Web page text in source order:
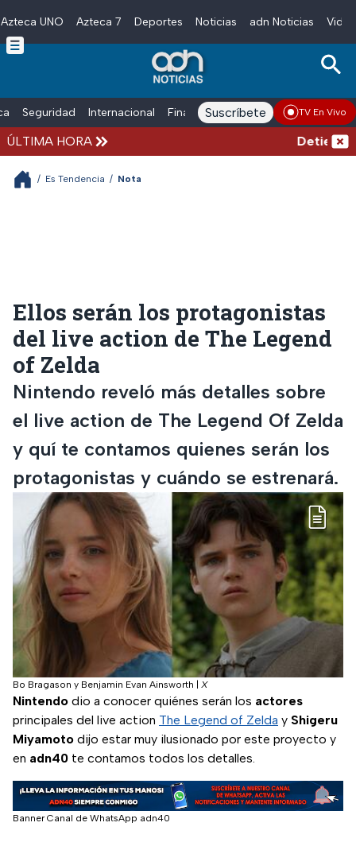
Skip to main content
Azteca UNO Azteca 7 Deportes Noticias adn Noticias
Seguridad Internacional Finanzas adn Noticias Radio
Suscríbete TV En Vivo
ÚLTIMA HORA Detienen
/ Es Tendencia / Nota
Ellos serán los protagonistas
del live action de The Legend
of Zelda
Nintendo reveló más detalles sobre
el live action de The Legend Of Zelda
y quí te contamos quienes serán los
protagonistas y cuándo se estrenará.
Bo Bragason y Benjamin Evan Ainsworth X
Nintendo dio a conocer quiénes serán los actores
principales del live action The Legend of Zelda y Shigeru
Miyamoto dijo estar muy ilusionado por este proyecto y
en adn40 te contamos todos los detalles.
Banner Canal de WhatsApp adn40